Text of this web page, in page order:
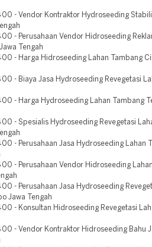
- Vendor Kontraktor Hydroseeding
- Perusahaan Vendor Hidroseeding
Tengah
- Harga Hidroseeding Lahan Tambang
- Biaya Jasa Hydroseeding Revegetasi
- Harga Hydroseeding Lahan Tambang
- Spesialis Hydroseeding Revegetasi
- Perusahaan Jasa Hydroseeding Lahan
- Perusahaan Vendor Hidroseeding
- Perusahaan Jasa Hydroseeding
Jawa Tengah
- Konsultan Hidroseeding Revegetasi
- Vendor Kontraktor Hidroseeding Bahu